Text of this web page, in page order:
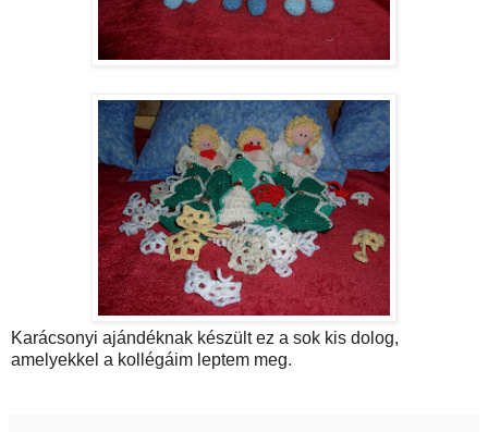
Karácsonyi ajándéknak készült ez a sok kis dolog,
amelyekkel a kollégáim leptem meg.